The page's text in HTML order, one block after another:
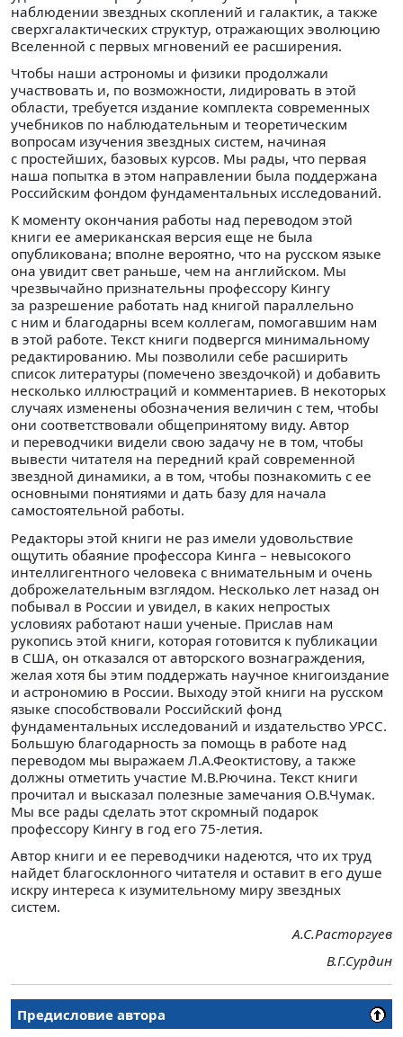
наблюдении звездных скоплений и галактик, а также
сверхгалактических структур, отражающих эволюцию
Вселенной с первых мгновений ее расширения.
Чтобы наши астрономы и физики продолжали
участвовать и, по возможности, лидировать в этой
области, требуется издание комплекта современных
учебников по наблюдательным и теоретическим
вопросам изучения звездных систем, начиная
с простейших, базовых курсов. Мы рады, что первая
наша попытка в этом направлении была поддержана
Российским фондом фундаментальных исследований.
К моменту окончания работы над переводом этой
книги ее американская версия еще не была
опубликована; вполне вероятно, что на русском языке
она увидит свет раньше, чем на английском. Мы
чрезвычайно признательны профессору Кингу
за разрешение работать над книгой параллельно
с ним и благодарны всем коллегам, помогавшим нам
в этой работе. Текст книги подвергся минимальному
редактированию. Мы позволили себе расширить
список литературы (помечено звездочкой) и добавить
несколько иллюстраций и комментариев. В некоторых
случаях изменены обозначения величин с тем, чтобы
они соответствовали общепринятому виду. Автор
и переводчики видели свою задачу не в том, чтобы
вывести читателя на передний край современной
звездной динамики, а в том, чтобы познакомить с ее
основными понятиями и дать базу для начала
самостоятельной работы.
Редакторы этой книги не раз имели удовольствие
ощутить обаяние профессора Кинга – невысокого
интеллигентного человека с внимательным и очень
доброжелательным взглядом. Несколько лет назад он
побывал в России и увидел, в каких непростых
условиях работают наши ученые. Прислав нам
рукопись этой книги, которая готовится к публикации
в США, он отказался от авторского вознаграждения,
желая хотя бы этим поддержать научное книгоиздание
и астрономию в России. Выходу этой книги на русском
языке способствовали Российский фонд
фундаментальных исследований и издательство УРСС.
Большую благодарность за помощь в работе над
переводом мы выражаем Л.А.Феоктистову, а также
должны отметить участие М.В.Рючина. Текст книги
прочитал и высказал полезные замечания О.В.Чумак.
Мы все рады сделать этот скромный подарок
профессору Кингу в год его 75-летия.
Автор книги и ее переводчики надеются, что их труд
найдет благосклонного читателя и оставит в его душе
искру интереса к изумительному миру звездных
систем.
А.С.Расторгуев
В.Г.Сурдин
Предисловие автора